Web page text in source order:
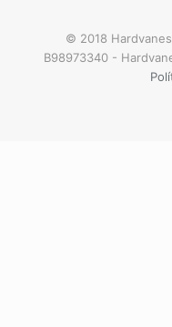
© 2018
B98973340 -